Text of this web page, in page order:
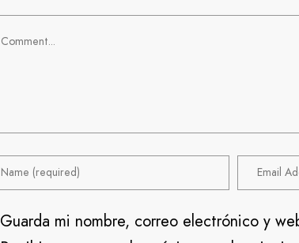
Guarda mi nombre, correo electrónico y